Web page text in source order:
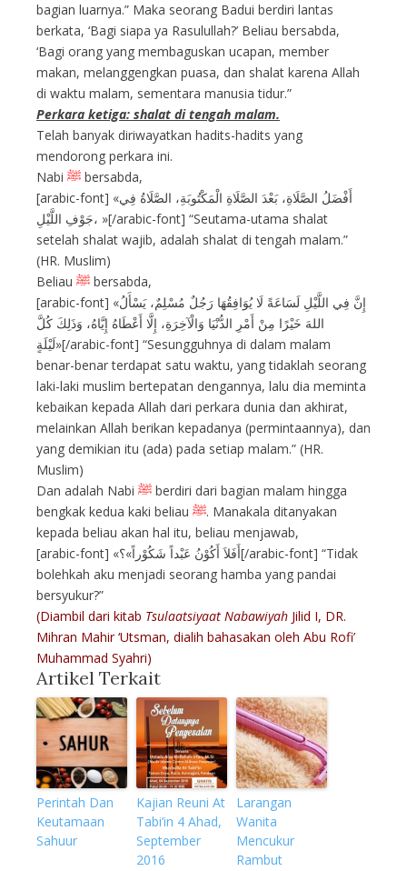
bagian luarnya.” Maka seorang Badui berdiri lantas
berkata, ‘Bagi siapa ya Rasulullah?’ Beliau bersabda,
‘Bagi orang yang membaguskan ucapan, member
makan, melanggengkan puasa, dan shalat karena Allah
di waktu malam, sementara manusia tidur.”
Perkara ketiga: shalat di tengah malam.
Telah banyak diriwayatkan hadits-hadits yang
mendorong perkara ini.
Nabi ﷺ bersabda,
[arabic-font] «أَفْضَلُ الصَّلَاةِ، بَعْدَ الصَّلَاةِ الْمَكْتُوبَةِ، الصَّلَاةُ فِي
جَوْفِ اللَّيْلِ، »[/arabic-font] “Seutama-utama shalat
setelah shalat wajib, adalah shalat di tengah malam.”
(HR. Muslim)
Beliau ﷺ bersabda,
[arabic-font] «إِنَّ فِي اللَّيْلِ لَسَاعَةً لَا يُوَافِقُهَا رَجُلٌ مُسْلِمٌ، يَسْأَلُ
اللهَ خَيْرًا مِنْ أَمْرِ الدُّنْيَا وَالْآخِرَةِ، إِلَّا أَعْطَاهُ إِيَّاهُ، وَذَلِكَ كُلَّ
لَيْلَةٍ»[/arabic-font] “Sesungguhnya di dalam malam
benar-benar terdapat satu waktu, yang tidaklah seorang
laki-laki muslim bertepatan dengannya, lalu dia meminta
kebaikan kepada Allah dari perkara dunia dan akhirat,
melainkan Allah berikan kepadanya (permintaannya), dan
yang demikian itu (ada) pada setiap malam.” (HR.
Muslim)
Dan adalah Nabi ﷺ berdiri dari bagian malam hingga
bengkak kedua kaki beliau ﷺ. Manakala ditanyakan
kepada beliau akan hal itu, beliau menjawab,
[arabic-font] «أَفَلاَ أَكُوْنُ عَبْداً شَكُوْراً»؟[/arabic-font] “Tidak
bolehkah aku menjadi seorang hamba yang pandai
bersyukur?”
(Diambil dari kitab Tsulaatsiyaat Nabawiyah Jilid I, DR.
Mihran Mahir ‘Utsman, dialih bahasakan oleh Abu Rofi’
Muhammad Syahri)
Artikel Terkait
Perintah Dan
Keutamaan
Sahuur
Kajian Reuni At
Tabi’in 4 Ahad,
September
2016
Larangan
Wanita
Mencukur
Rambut